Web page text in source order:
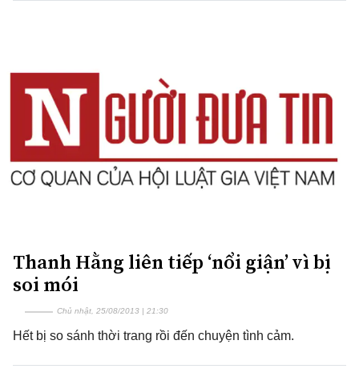
Thanh Hằng liên tiếp ‘nổi giận’ vì bị
soi mói
Chủ nhật, 25/08/2013 | 21:30
Hết bị so sánh thời trang rồi đến chuyện tình cảm.